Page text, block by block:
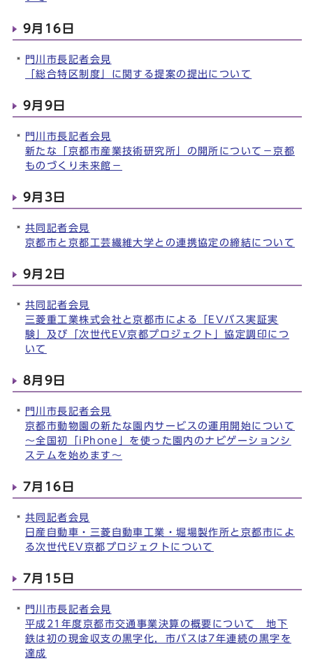
9月16日
門川市長記者会見
「総合特区制度」に関する提案の提出について
9月9日
門川市長記者会見
新たな「京都市産業技術研究所」の開所について－京都
ものづくり未来館－
9月3日
共同記者会見
京都市と京都工芸繊維大学との連携協定の締結について
9月2日
共同記者会見
三菱重工業株式会社と京都市による「EVバス実証実
験」及び「次世代EV京都プロジェクト」協定調印につ
いて
8月9日
門川市長記者会見
京都市動物園の新たな園内サービスの運用開始について
～全国初「iPhone」を使った園内のナビゲーションシ
ステムを始めます～
7月16日
共同記者会見
日産自動車・三菱自動車工業・堀場製作所と京都市によ
る次世代EV京都プロジェクトについて
7月15日
門川市長記者会見
平成21年度京都市交通事業決算の概要について 地下
鉄は初の現金収支の黒字化，市バスは7年連続の黒字を
達成